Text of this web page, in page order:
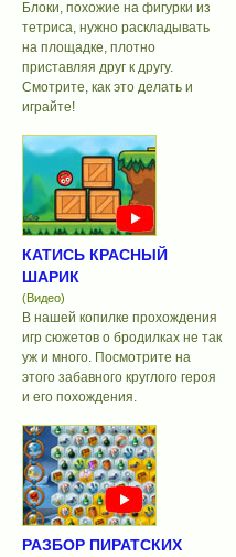
Блоки, похожие на фигурки из
тетриса, нужно раскладывать
на площадке, плотно
приставляя друг к другу.
Смотрите, как это делать и
играйте!
КАТИСЬ КРАСНЫЙ
ШАРИК
(Видео)
В нашей копилке прохождения
игр сюжетов о бродилках не так
уж и много. Посмотрите на
этого забавного круглого героя
и его похождения.
РАЗБОР ПИРАТСКИХ